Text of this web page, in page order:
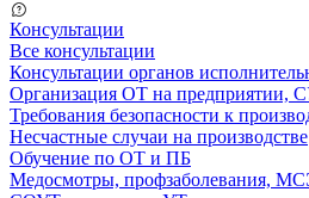
Консультации
Все консультации
Консультации органов
Организация ОТ на предприятии,
Требования безопасности к
Несчастные случаи на производстве
Обучение по ОТ и ПБ
Медосмотры, профзаболевания,